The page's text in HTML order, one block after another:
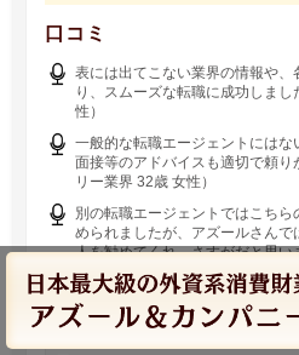
口コミ
表には出てこない業界の情報や
り、スムーズな転職に成功しま
性）
一般的な転職エージェントにはな
面接等のアドバイスも適切で頼
リー業界 32歳 女性）
別の転職エージェントではこち
められましたが、アズールさん
人を勧めてくれ、さすがだと思
界 36歳 男性）
www.azureweb.jp